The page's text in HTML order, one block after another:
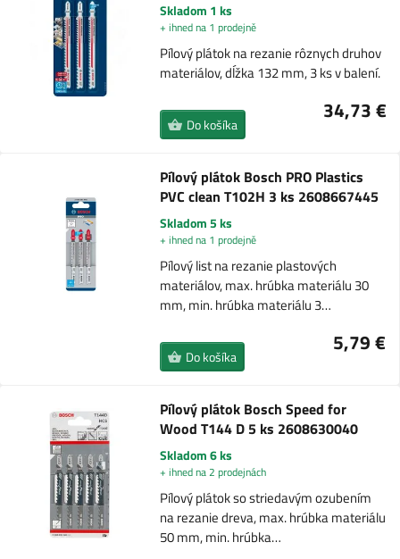
Skladom 1 ks
+ ihned na 1 prodejně
Pílový plátok na rezanie rôznych druhov
materiálov, dĺžka 132 mm, 3 ks v balení.
34,73 €
Do košíka
Pílový plátok Bosch PRO Plastics
PVC clean T102H 3 ks 2608667445
Skladom 5 ks
+ ihned na 1 prodejně
Pílový list na rezanie plastových
materiálov, max. hrúbka materiálu 30
mm, min. hrúbka materiálu 3…
5,79 €
Do košíka
Pílový plátok Bosch Speed ​​for
Wood T144 D 5 ks 2608630040
Skladom 6 ks
+ ihned na 2 prodejnách
Pílový plátok so striedavým ozubením
na rezanie dreva, max. hrúbka materiálu
50 mm, min. hrúbka…